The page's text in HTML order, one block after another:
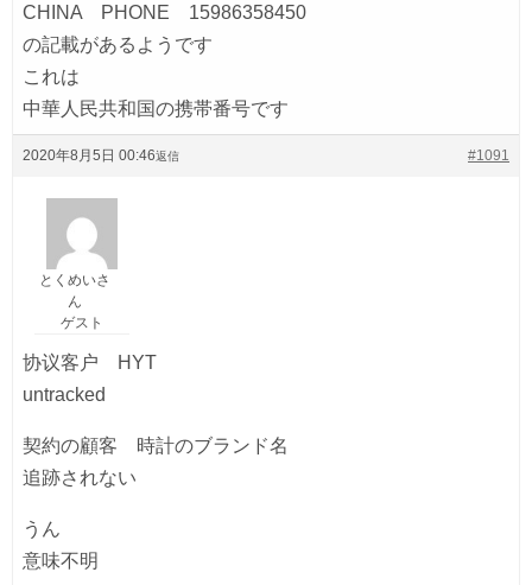
CHINA PHONE 15986358450
の記載があるようです
これは
中華人民共和国の携帯番号です
2020年8月5日 00:46 #1091
返信
とくめいさ
ん
ゲスト
协议客户 HYT
untracked
契約の顧客 時計のブランド名
追跡されない
うん
意味不明